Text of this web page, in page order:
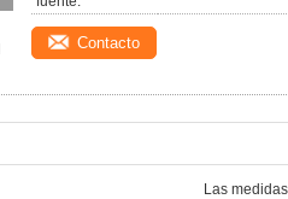
Contacto
Las